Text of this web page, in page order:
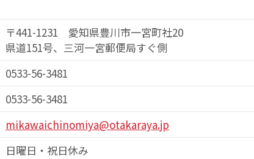
〒441-1231 愛知県豊川市一宮町社20
県道151号、三河一宮郵便局すぐ側
0533-56-3481
0533-56-3481
mikawaichinomiya@otakaraya.jp
日曜日・祝日休み